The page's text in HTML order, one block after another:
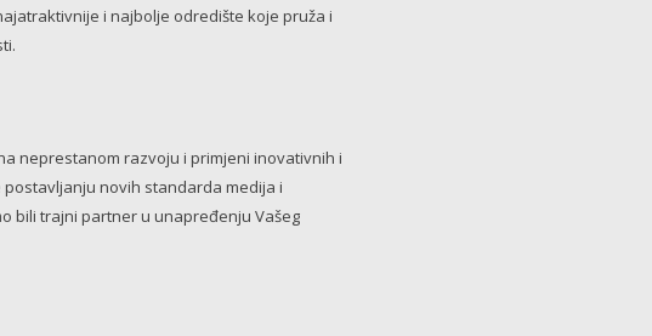
i najbolje odredište koje pruža i
neprestanom razvoju i primjeni inovativnih i
novih standarda medija i
bili trajni partner u unapređenju Vašeg